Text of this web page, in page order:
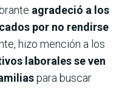
agradeció a los
por no rendirse
hizo mención a los
laborales se ven
para buscar